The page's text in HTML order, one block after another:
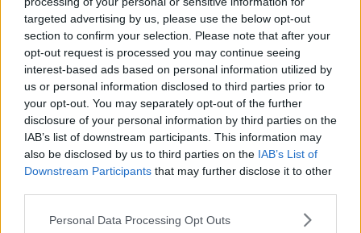
targeted advertising by us, please use the below opt-out
section to confirm your selection. Please note that after your
opt-out request is processed you may continue seeing
interest-based ads based on personal information utilized by
us or personal information disclosed to third parties prior to
your opt-out. You may separately opt-out of the further
disclosure of your personal information by third parties on the
IAB’s list of downstream participants. This information may
also be disclosed by us to third parties on the IAB’s List of
Downstream Participants that may further disclose it to other
Please note that this website/app uses one or more Google
Personal Data Processing Opt Outs
Questo contenuto fa parte della
rubrica “Illimitata-mente”
LEGGI TUTTO
Nel video qui sopra abbiamo elencato una serie
di frasi che nessuna persona con disabilità
vorrebbe mai sentirsi dire: guardandolo riuscite
a capire perché è importante cominciare a usare